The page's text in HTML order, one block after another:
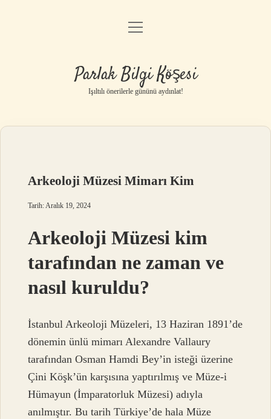
Anasayfa
Yasal Uyarı
menüyü
Parlak Bilgi Köşesi
Işıltılı önerilerle gününü aydınlat!
Arkeoloji Müzesi Mimarı Kim
Tarih: Aralık 19, 2024
Arkeoloji Müzesi kim
tarafından ne zaman ve
nasıl kuruldu?
İstanbul Arkeoloji Müzeleri, 13 Haziran 1891’de
dönemin ünlü mimarı Alexandre Vallaury
tarafından Osman Hamdi Bey’in isteği üzerine
Çini Köşk’ün karşısına yaptırılmış ve Müze-i
Hümayun (İmparatorluk Müzesi) adıyla
anılmıştır. Bu tarih Türkiye’de hala Müze